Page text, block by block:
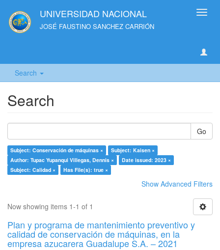
UNIVERSIDAD NACIONAL
JOSÉ FAUSTINO SANCHEZ CARRIÓN
Search
Search
Go
Subject: Conservación de máquinas ×
Subject: Kaisen ×
Author: Tupac Yupanqui Villegas, Dennis ×
Date issued: 2023 ×
Subject: Calidad ×
Has File(s): true ×
Show Advanced Filters
Now showing items 1-1 of 1
Plan y programa de mantenimiento preventivo y
calidad de conservación de máquinas, en la
empresa azucarera Guadalupe S.A. – 2021